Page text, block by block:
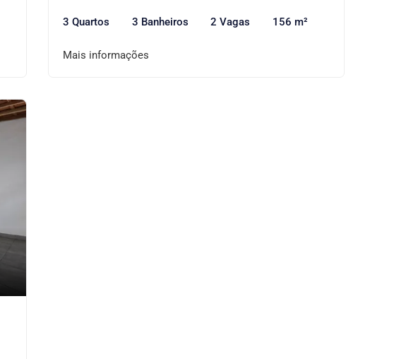
3 Quartos 3 Banheiros 2 Vagas 156 m²
Mais informações